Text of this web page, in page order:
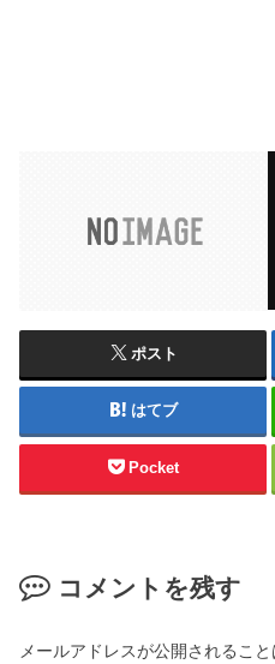
ポスト
はてブ
Pocket
コメントを残す
メールアドレスが公開されること